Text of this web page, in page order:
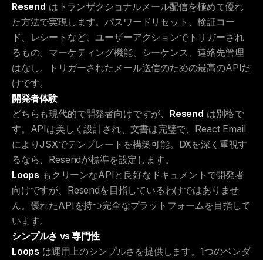
Resend はトランザクショナルメール配信を極めて優れ
た方法で実現します。パスワードリセット、検証コー
ド、レシートなど、ユーザーアクションでトリガーされ
るもの。マーケティング機能、シーケンス、連絡先管理
はなし。トリガーされたメール送信のための最高のAPIだ
けです。
開発者体験
どちらも現代的で開発者向けですが、 Resend は別格で
す。APIは美しく設計され、文書は完璧で、React Email
によりJSXでテンプレートを構築可能。DXを深く重視す
るなら、Resendが標準を設定します。
Loops もクリーンなAPIと良好なドキュメントで開発者
向けですが、Resendを目指しているわけではありませ
ん。優れたAPIを持つ完全なプラットフォームを目指して
います。
シンプルさ vs 専門性
Loops は運用上のシンプルさを提供します。1つのベンダ